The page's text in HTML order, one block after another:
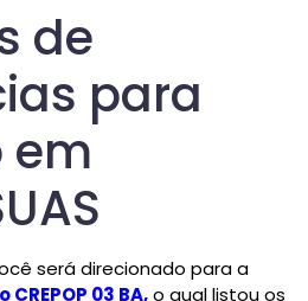
de
para
será direcionado para a
03 BA,o quallistou os